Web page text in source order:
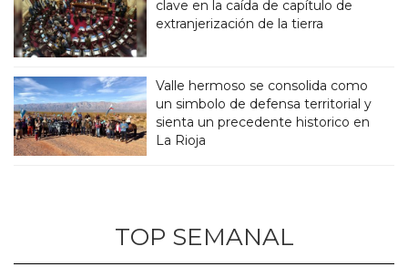
clave en la caída de capítulo de
extranjerización de la tierra
Valle hermoso se consolida como
un simbolo de defensa territorial y
sienta un precedente historico en
La Rioja
TOP SEMANAL